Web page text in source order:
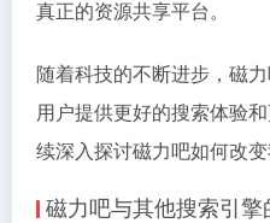
真正的资源共享平台。
随着科技的不断进步，磁
用户提供更好的搜索体验
续深入探讨磁力吧如何改变
磁力吧与其他搜索引擎